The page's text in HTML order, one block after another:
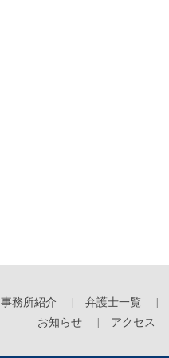
事務所紹介 弁護士一覧
お知らせ
アクセス